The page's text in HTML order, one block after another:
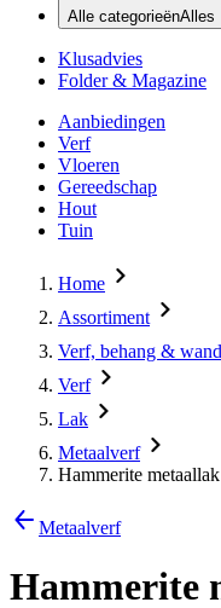
Alle categorieënAlles
Klusadvies
Folder & Magazine
Aanbiedingen
Verf
Vloeren
Gereedschap
Hout
Tuin
Home
Assortiment
Verf, behang &
Verf
Lak
Metaalverf
Hammerite
Metaalverf
Hammerite